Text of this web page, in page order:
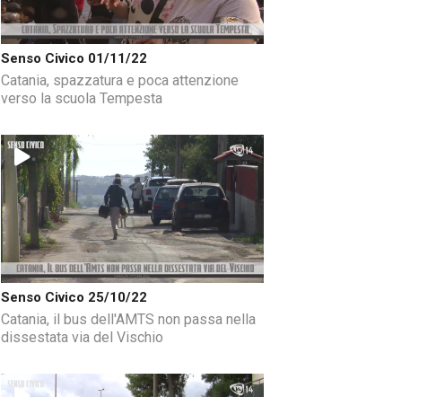
Senso Civico 01/11/22
Catania, spazzatura e poca attenzione
verso la scuola Tempesta
Senso Civico 25/10/22
Catania, il bus dell'AMTS non passa nella
dissestata via del Vischio